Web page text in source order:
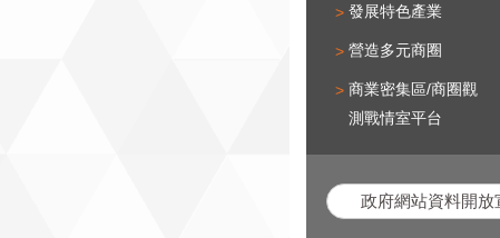
發展特色產業
營造多元商圈
商業密集區/商圈觀
測戰情室平台
政府網站資料開放